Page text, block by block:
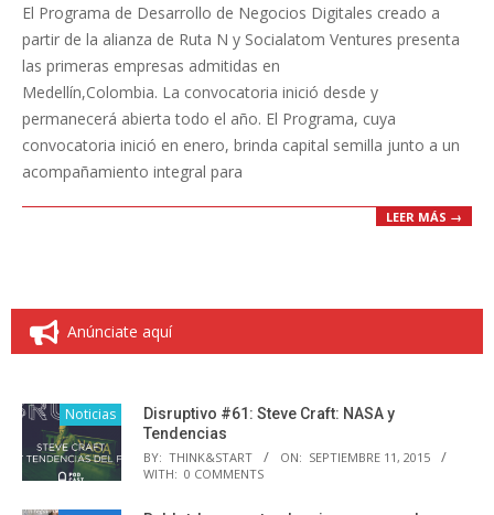
02
El Programa de Desarrollo de Negocios Digitales creado a
partir de la alianza de Ruta N y Socialatom Ventures presenta
las primeras empresas admitidas en
Medellín,Colombia. La convocatoria inició desde y
permanecerá abierta todo el año. El Programa, cuya
convocatoria inició en enero, brinda capital semilla junto a un
acompañamiento integral para
LEER MÁS →
Anúnciate aquí
Noticias
Disruptivo #61: Steve Craft: NASA y
Tendencias
BY: THINK&START ON: SEPTIEMBRE 11, 2015
WITH: 0 COMMENTS